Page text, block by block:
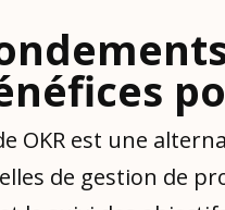
OKR est une
de gestion de